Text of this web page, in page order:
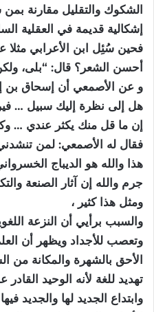
الشكوك والتقليل مقارنة
إشكالية قديمة في العقلية
فحين سُئِل ابن الأعرابي
أحسن الشعر؟ قال: “بلى،
و عن الأصمعي أن إسحاق بن
هل إلى نظرة إليك سبيل …
إن ما قل منك يكثر عندي …
فقال له الأصمعي: لمن
هذا والله هو الديباج
جرم والله إن آثار الصنعة
ومثل هذا كثير ،
والسبب برأيي أن النزعة
وتعصب للأجداد ويظهر أن
الأحق بالشهرة والمكانة من
تهديد للغة لأنه الوحيد
وابتداع الجديد لها والجديد